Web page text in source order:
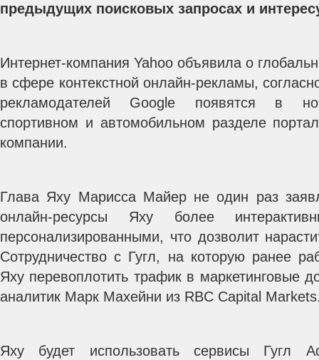
предыдущих поисковых запросах и
Интернет-компания Yahoo объявила о
в сфере контекстной онлайн-рекламы,
рекламодателей Google появятся в
спортивном и автомобильном разделе
компании.
Глава Яху Марисса Майер не один раз
онлайн-ресурсы Яху более
персонализированными, что дозволит
Сотрудничество с Гугл, на которую ранее
Яху перевоплотить трафик в маркетинговые
аналитик Марк Махейни из RBC Capital
Яху будет использовать сервисы Гугл